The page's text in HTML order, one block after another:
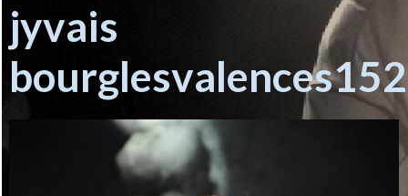
jyvais
bourglesvalences152